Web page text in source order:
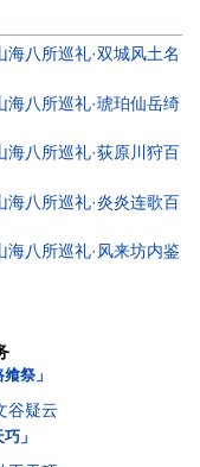
海八所巡礼·双城风土名
海八所巡礼·琥珀仙岳绮
海八所巡礼·荻原川狩百
海八所巡礼·炎炎连歌百
海八所巡礼·风来坊内鉴
飨祭」
谷疑云
」